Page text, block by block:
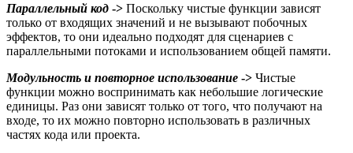
Параллельный код -> Поскольку чистые функции зависят
только от входящих значений и не вызывают побочных
эффектов, то они идеально подходят для сценариев с
параллельными потоками и использованием общей памяти.
Модульность и повторное использование -> Чистые
функции можно воспринимать как небольшие логические
единицы. Раз они зависят только от того, что получают на
входе, то их можно повторно использовать в различных
частях кода или проекта.